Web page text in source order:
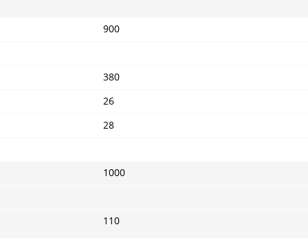
900
380
26
28
1000
110